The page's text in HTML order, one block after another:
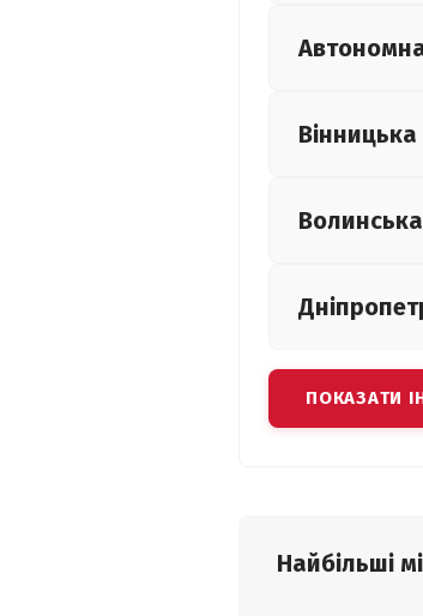
Вінницька
Волинська
ПОКАЗАТИ
Найбільші